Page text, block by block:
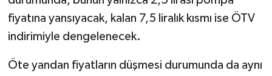
fiyatına yansıyacak, kalan 7,5 liralık kısmı ise ÖTV
indirimiyle dengelenecek.
Öte yandan fiyatların düşmesi durumunda da aynı